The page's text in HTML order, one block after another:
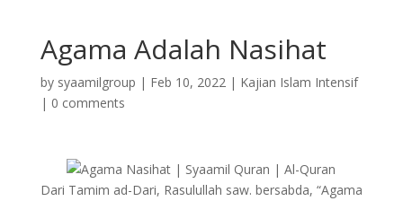
Agama Adalah Nasihat
by syaamilgroup | Feb 10, 2022| Kajian Islam Intensif
| 0 comments
Dari Tamim ad-Dari, Rasulullah saw. bersabda, “Agama